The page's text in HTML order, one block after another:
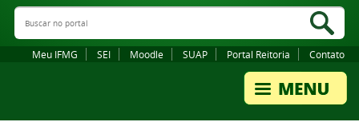
Buscar no portal
Meu IFMG SEI Moodle SUAP Portal Reitoria Contato